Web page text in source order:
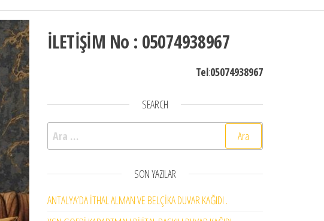
İLETİŞİM No : 05074938967
Tel:05074938967
SEARCH
Arama:
SON YAZILAR
ANTALYA’DA İTHAL ALMAN VE BELÇİKA DUVAR KAĞIDI .